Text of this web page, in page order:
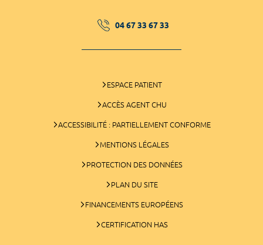
04 67 33 67 33
ESPACE PATIENT
ACCÈS AGENT CHU
ACCESSIBILITÉ : PARTIELLEMENT CONFORME
MENTIONS LÉGALES
PROTECTION DES DONNÉES
PLAN DU SITE
FINANCEMENTS EUROPÉENS
CERTIFICATION HAS